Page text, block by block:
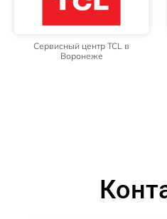
Сервисный центр TCL в
Воронеже